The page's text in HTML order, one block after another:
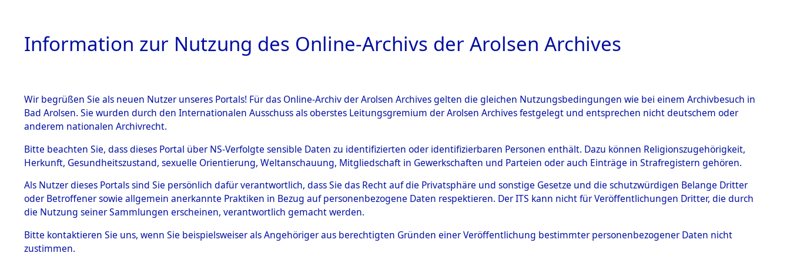
HOME BESTANDSBESCHREIBUNG ARCHIVALE ÜBERSICHT BILD
BESTÄNDE
Inhaftierungsdoku
mente
5. Verschiedenes
Todesmärsche
5.3.1 Alliierte
Auswertungen von Daten über unbekannte ausländische
Todesopfer und unbekannte Todesopfer aus
Konzentrationslagern und deren Grabstätten.→0003 (84609876)
→0011 (84609887)
Information zur Nutzung des Online-Archivs der Arolsen Archives
Wir begrüßen Sie als neuen Nutzer unseres Portals! Für das Online-Archiv der Arolsen Archives gelten die gleichen Nutzungsbedingungen wie bei einem Archivbesuch in
Bad Arolsen. Sie wurden durch den Internationalen Ausschuss als oberstes Leitungsgremium der Arolsen Archives festgelegt und entsprechen nicht deutschem oder
anderem nationalen Archivrecht.
Bitte beachten Sie, dass dieses Portal über NS-Verfolgte sensible Daten zu identifizierten oder identifizierbaren Personen enthält. Dazu können Religionszugehörigkeit,
Herkunft, Gesundheitszustand, sexuelle Orientierung, Weltanschauung, Mitgliedschaft in Gewerkschaften und Parteien oder auch Einträge in Strafregistern gehören.
Als Nutzer dieses Portals sind Sie persönlich dafür verantwortlich, dass Sie das Recht auf die Privatsphäre und sonstige Gesetze und die schutzwürdigen Belange Dritter
oder Betroffener sowie allgemein anerkannte Praktiken in Bezug auf personenbezogene Daten respektieren. Der ITS kann nicht für Veröffentlichungen Dritter, die durch
die Nutzung seiner Sammlungen erscheinen, verantwortlich gemacht werden.
Bitte kontaktieren Sie uns, wenn Sie beispielsweiser als Angehöriger aus berechtigten Gründen einer Veröffentlichung bestimmter personenbezogener Daten nicht
zustimmen.